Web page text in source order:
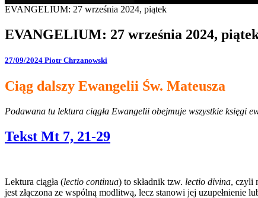
EVANGELIUM: 27 września 2024, piątek
EVANGELIUM: 27 września 2024,
27/09/2024 Piotr Chrzanowski
Ciąg dalszy Ewangelii Św. Mateusza
Podawana tu lektura ciągła Ewangelii obejmuje wszystkie księgi
Tekst Mt 7, 21-29
Lektura ciągła (lectio continua) to składnik tzw. lectio divina, czyli
jest złączona ze wspólną modlitwą, lecz stanowi jej uzupełnienie